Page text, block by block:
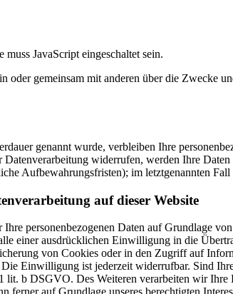
JavaScript eingeschaltet sein.
oder gemeinsam mit anderen über die Zwecke
genannt wurde, verbleiben Ihre
widerrufen, werden Ihre
Aufbewahrungsfristen); im letztgenannten
auf dieser Website
personenbezogenen Daten auf Grundlage
einer ausdrücklichen Einwilligung in die
von Cookies oder in den Zugriff auf
Einwilligung ist jederzeit widerrufbar. Sind
b DSGVO. Des Weiteren verarbeiten wir